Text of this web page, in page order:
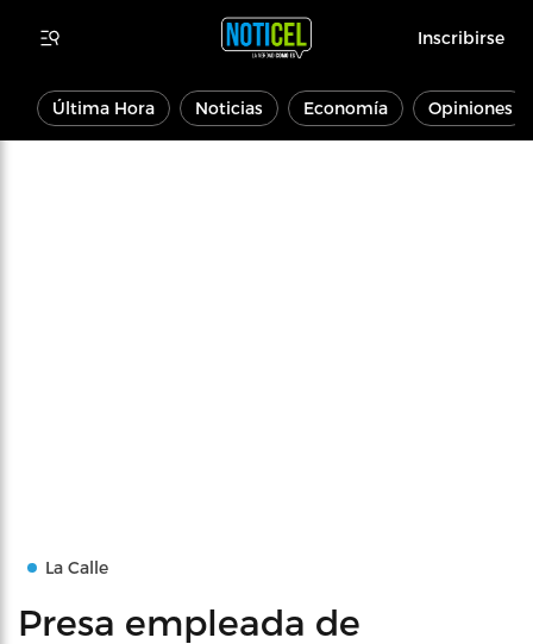
Inscribirse
Última Hora Noticias Economía Opiniones
La Calle
Presa empleada de